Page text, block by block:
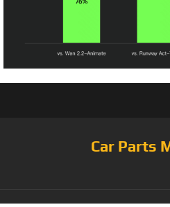
Car Parts